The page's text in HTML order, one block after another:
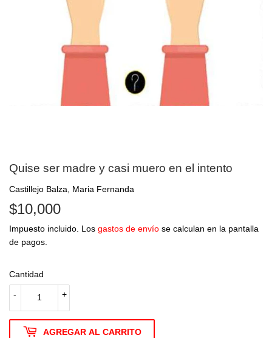
Quise ser madre y casi muero en el intento
Castillejo Balza, Maria Fernanda
$10,000
Impuesto incluido. Los gastos de envío se calculan en la pantalla
de pagos.
Cantidad
+
-
AGREGAR AL CARRITO